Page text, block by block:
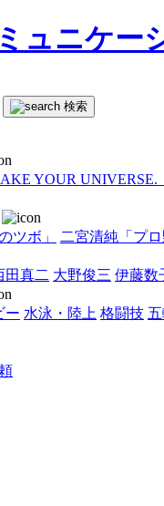
検索
YOUR UNIVERSE.
ツボ」
二宮清純「プロ
田真二 大野俊三 伊藤数
ー 水泳・陸上 格闘技